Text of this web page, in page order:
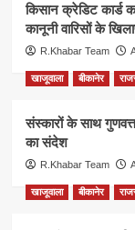
किसान क्रेडिट कार्ड
कानूनी वारिसों के
R.Khabar Team
खाजूवाला बीकानेर
संस्कारों के साथ
का संदेश
R.Khabar Team
खाजूवाला बीकानेर